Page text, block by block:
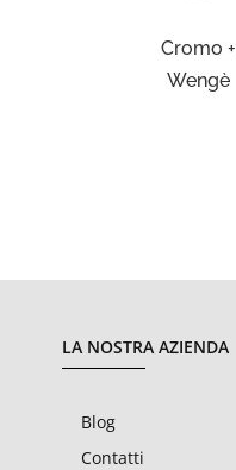
Cromo +
Wengè
LA NOSTRA AZIENDA
Blog
Contatti